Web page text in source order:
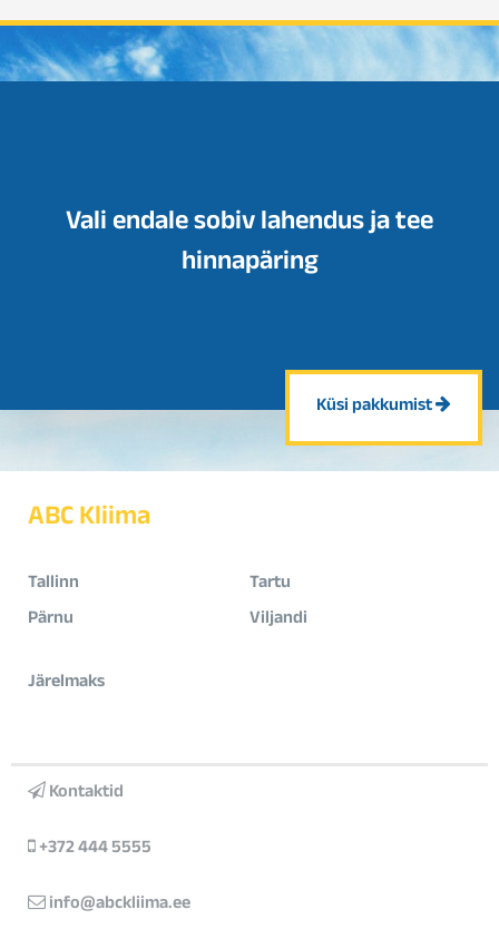
Vali endale sobiv lahendus ja tee
hinnapäring
Küsi pakkumist
ABC Kliima
Tallinn
Tartu
Pärnu
Viljandi
Järelmaks
Kontaktid
+372 444 5555
info@abckliima.ee